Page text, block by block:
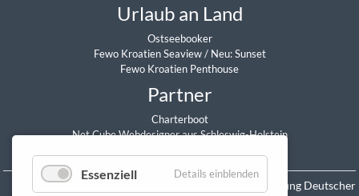
Urlaub an Land
Ostseebooker
Fewo Kroatien Seaview/ Neu: Sunset
Fewo Kroatien Penthouse
Partner
Charterboot
Net Cube Webdesigner aus Schleswig-Holstein
Mitglied in der Vereinigung Deutscher
Essenziell Details einblenden